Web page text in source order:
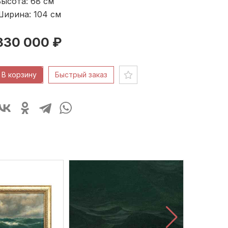
104 см
000 ₽
В корзину Быстрый заказ